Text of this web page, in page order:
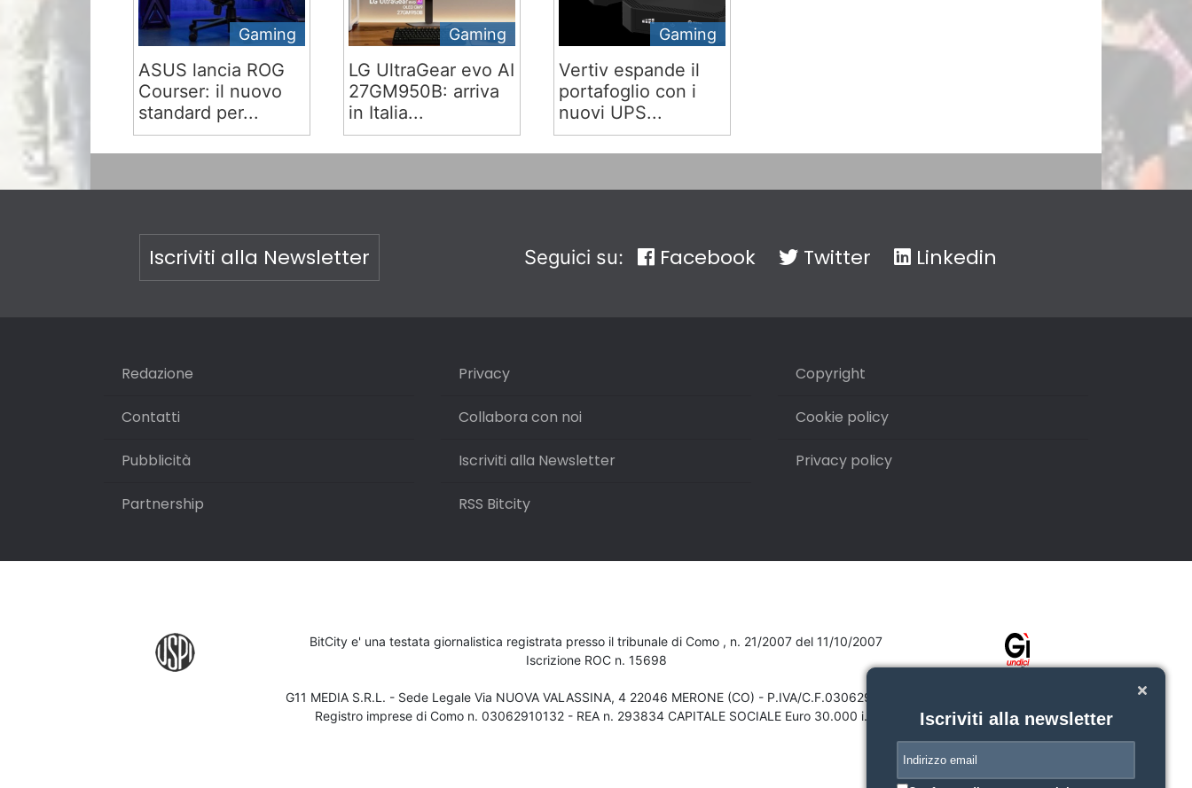
Gaming
ASUS lancia ROG
Courser: il nuovo
standard per...
Gaming
LG UltraGear evo AI
27GM950B: arriva
in Italia...
Gaming
Vertiv espande il
portafoglio con i
nuovi UPS...
Iscriviti alla Newsletter Seguici su: Facebook Twitter Linkedin
Redazione
Contatti
Pubblicità
Partnership
Privacy
Collabora con noi
Iscriviti alla Newsletter
RSS Bitcity
Copyright
Cookie policy
Privacy policy
BitCity e' una testata giornalistica registrata presso il tribunale di Como , n. 21/2007 del 11/10/2007
Iscrizione ROC n. 15698
G11 MEDIA S.R.L. - Sede Legale Via NUOVA VALASSINA, 4 22046 MERONE (CO) - P.IVA/C.F.03062910132
Registro imprese di Como n. 03062910132 - REA n. 293834 CAPITALE SOCIALE Euro 30.000 i.v.
Iscriviti alla newsletter